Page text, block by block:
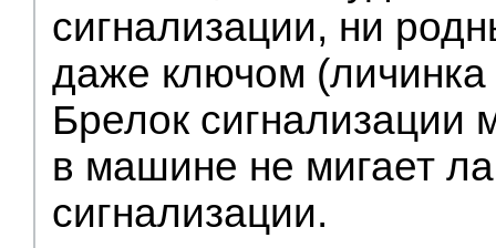
сигнализации, ни
даже ключом (личинка
Брелок сигнализации
в машине не мигает
сигнализации.